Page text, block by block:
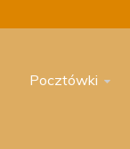
Pocztówki